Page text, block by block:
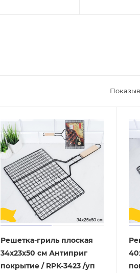
Решетка-гриль плоская
34х23х50 см Антиприг
покрытие / RPK-3423 /уп